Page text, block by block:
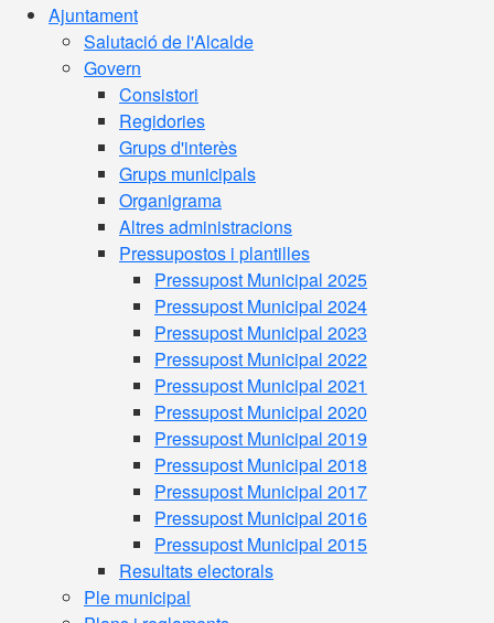
Ajuntament
Salutació de l'Alcalde
Govern
Consistori
Regidories
Grups d'interès
Grups municipals
Organigrama
Altres administracions
Pressupostos i plantilles
Pressupost Municipal 2025
Pressupost Municipal 2024
Pressupost Municipal 2023
Pressupost Municipal 2022
Pressupost Municipal 2021
Pressupost Municipal 2020
Pressupost Municipal 2019
Pressupost Municipal 2018
Pressupost Municipal 2017
Pressupost Municipal 2016
Pressupost Municipal 2015
Resultats electorals
Ple municipal